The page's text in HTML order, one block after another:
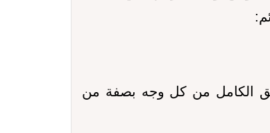
الكامل من كل وجه بصفة من